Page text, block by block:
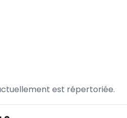
est répertoriée.